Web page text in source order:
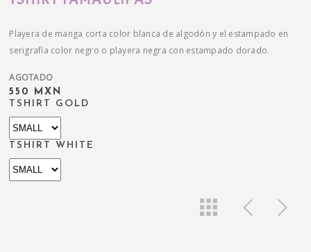
Playera de manga corta color blanca de algodón y el estampado en
serigrafía color negro o playera negra con estampado dorado.
AGOTADO
550 MXN
TSHIRT GOLD
TSHIRT WHITE